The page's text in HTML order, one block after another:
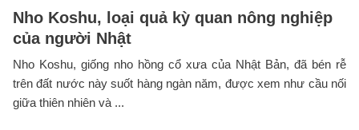
Nho Koshu, loại quả kỳ quan nông nghiệp
của người Nhật
Nho Koshu, giống nho hồng cổ xưa của Nhật Bản, đã bén rễ
trên đất nước này suốt hàng ngàn năm, được xem như cầu nối
giữa thiên nhiên và ...